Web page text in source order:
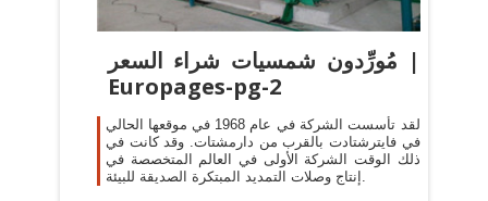
مُورِّدون شمسيات شراء السعر |
Europages-pg-2
لقد تأسست الشركة في عام 1968 في موقعها الحالي
في فايترشتادت بالقرب من دارمشتات. وقد كانت في
ذلك الوقت الشركة الأولى في العالم المتخصصة في
إنتاج وصلات التمديد المبتكرة الصديقة للبيئة.